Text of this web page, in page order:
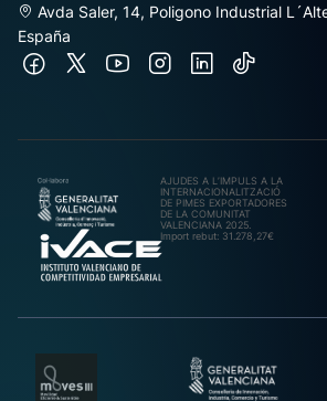
Avda Saler, 14, Poligono Industrial
España
AJUDES A L’IMPULS A LA
INTERNACIONALITZACIÓ
DE PIMES EXPORTADORES
DE LA COMUNITAT
VALENCIANA 2025.
Import rebut: 31.278,27€